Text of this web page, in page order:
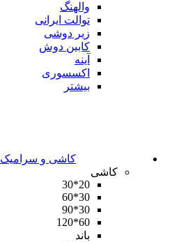
والهنگ
توالت ایرانی
زیر دوشی
کابین دوش
آینه
اکسسوری
بیشتر
کاشی و سرامیک
کاشی
20*30
30*60
30*90
60*120
باند